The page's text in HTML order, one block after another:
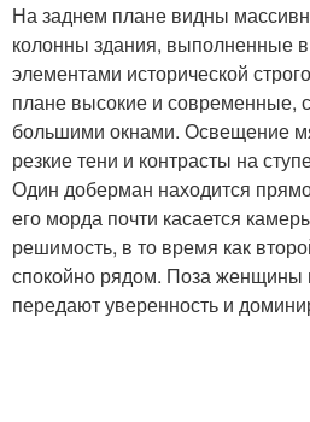
На заднем плане видны
колонны здания, выполненные в
элементами исторической
плане высокие и современные,
большими окнами. Освещение
резкие тени и контрасты на
Один доберман находится
его морда почти касается
решимость, в то время как
спокойно рядом. Поза женщины
передают уверенность и